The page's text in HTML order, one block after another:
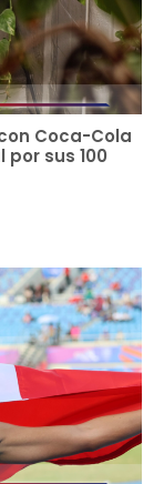
Coca-Cola
sus 100